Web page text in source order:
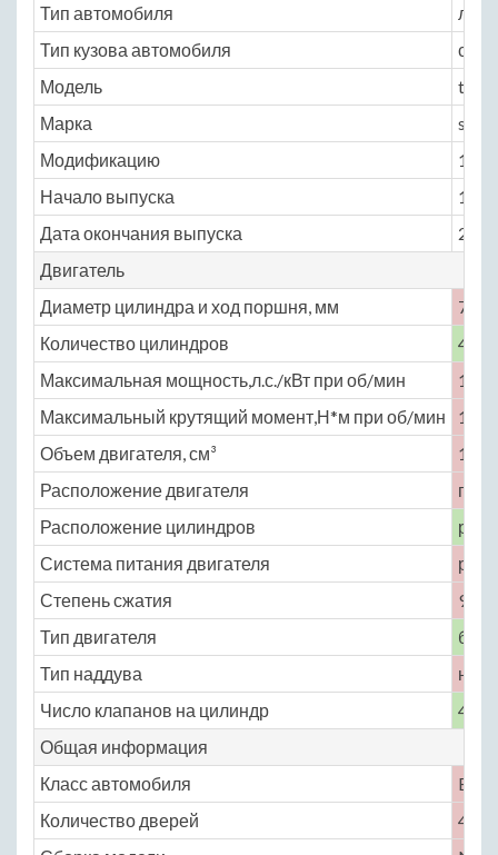
Тип автомобиля
Тип кузова автомобиля
Модель
Марка
Модификацию
1.5
Начало выпуска
1996
Дата окончания выпуска
2003
Двигатель
Диаметр цилиндра и ход поршня, мм
78 ×
Количество цилиндров
4
Максимальная мощность,л.с./кВт при об/мин
100
Максимальный крутящий момент,Н*м при об/мин
130
Объем двигателя, см³
1498
Расположение двигателя
Расположение цилиндров
Система питания двигателя
Степень сжатия
9
Тип двигателя
Тип наддува
нет
Число клапанов на цилиндр
4
Общая информация
Класс автомобиля
B
Количество дверей
4